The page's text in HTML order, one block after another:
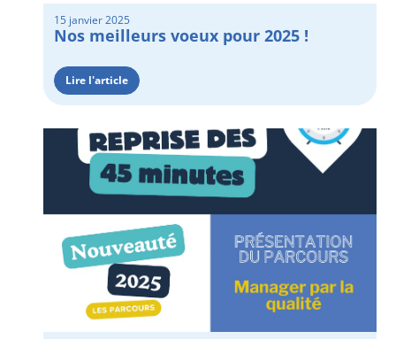
15 janvier 2025
Nos meilleurs voeux pour 2025 !
Lire l'article